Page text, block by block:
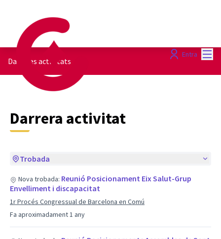
Entra
Darreres activitats
Darrera activitat
Trobada
Fa aproximadament 1 any
Nova trobada: Reunió Posicionament Eix Salut-Grup
Envelliment i discapacitat
1r Procés Congressual de Barcelona en Comú